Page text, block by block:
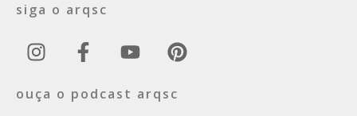
siga o arqsc
ouça o podcast arqsc